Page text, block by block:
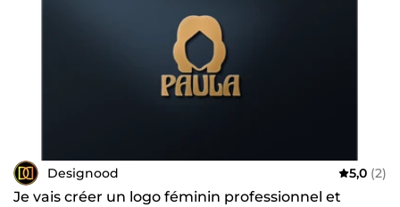
Designood 5,0 (2)
Je vais créer un logo féminin professionnel et